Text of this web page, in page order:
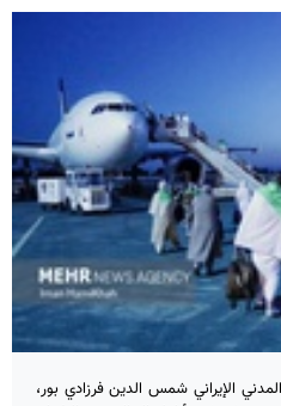
الإيراني شمس الدين فرزادي بور،